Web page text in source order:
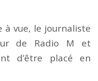
à vue, le journaliste
de Radio M et
d’être placé en